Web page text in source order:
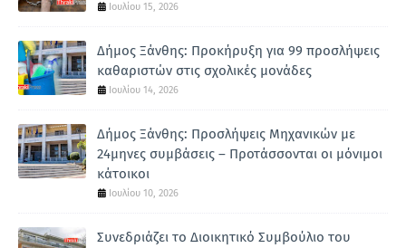
Ιουλίου 15, 2026
Δήμος Ξάνθης: Προκήρυξη για 99 προσλήψεις
καθαριστών στις σχολικές μονάδες
Ιουλίου 14, 2026
Δήμος Ξάνθης: Προσλήψεις Μηχανικών με
24μηνες συμβάσεις – Προτάσσονται οι μόνιμοι
κάτοικοι
Ιουλίου 10, 2026
Συνεδριάζει το Διοικητικό Συμβούλιο του